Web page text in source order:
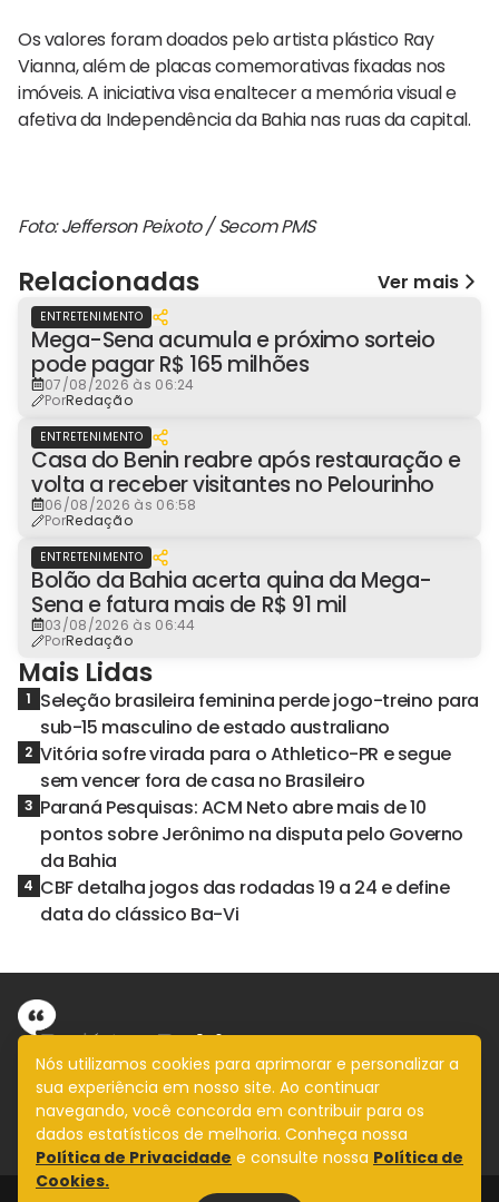
Os valores foram doados pelo artista plástico Ray
Vianna, além de placas comemorativas fixadas nos
imóveis. A iniciativa visa enaltecer a memória visual e
afetiva da Independência da Bahia nas ruas da capital.
Foto: Jefferson Peixoto / Secom PMS
Relacionadas Ver mais
ENTRETENIMENTO
Mega-Sena acumula e próximo sorteio
pode pagar R$ 165 milhões
07/08/2026 às 06:24
PorRedação
ENTRETENIMENTO
Casa do Benin reabre após restauração e
volta a receber visitantes no Pelourinho
06/08/2026 às 06:58
PorRedação
ENTRETENIMENTO
Bolão da Bahia acerta quina da Mega-
Sena e fatura mais de R$ 91 mil
03/08/2026 às 06:44
PorRedação
Mais Lidas
1 Seleção brasileira feminina perde jogo-treino para
sub-15 masculino de estado australiano
2 Vitória sofre virada para o Athletico-PR e segue
sem vencer fora de casa no Brasileiro
3 Paraná Pesquisas: ACM Neto abre mais de 10
pontos sobre Jerônimo na disputa pelo Governo
da Bahia
4 CBF detalha jogos das rodadas 19 a 24 e define
data do clássico Ba-Vi
Informação com imparcialidade
SIGA
Nós utilizamos cookies para aprimorar e personalizar a
sua experiência em nosso site. Ao continuar
navegando, você concorda em contribuir para os
dados estatísticos de melhoria. Conheça nossa
Política de Privacidade e consulte nossa Política de
Cookies.